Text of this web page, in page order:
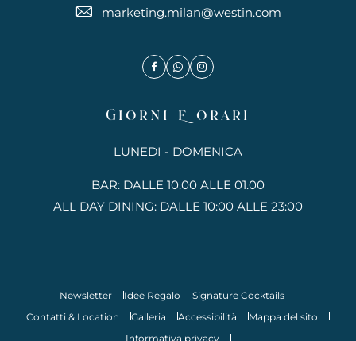
marketing.milan@westin.com
FacebookwhatsappInstagram
Giorni E Orari
LUNEDI - DOMENICA
BAR: DALLE 10.00 ALLE 01.00
ALL DAY DINING: DALLE 10:00 ALLE 23:00
Newsletter Idee Regalo
Signature Cocktails
Contatti & Location
Galleria Accessibilità
Mappa del sito
Informativa privacy